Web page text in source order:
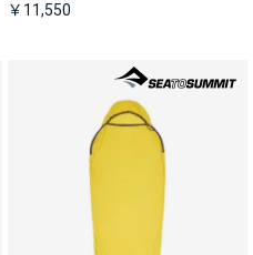
￥11,550